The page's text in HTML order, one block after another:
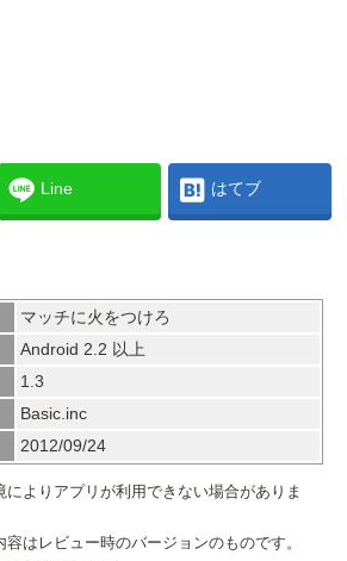
Line はてブ
マッチに火をつけろ
Android 2.2 以上
1.3
Basic.inc
2012/09/24
よりアプリが利用できない場合がありま
はレビュー時のバージョンのものです。